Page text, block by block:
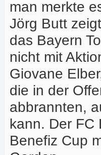
man merkte
Jörg Butt
das Bayern
nicht mit
Giovane
die in der
abbrannten,
kann. Der FC
Benefiz Cup